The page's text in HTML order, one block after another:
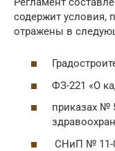
содержит условия,
отражены в
ФЗ-221 «О
приказах №
СНиП № 11-